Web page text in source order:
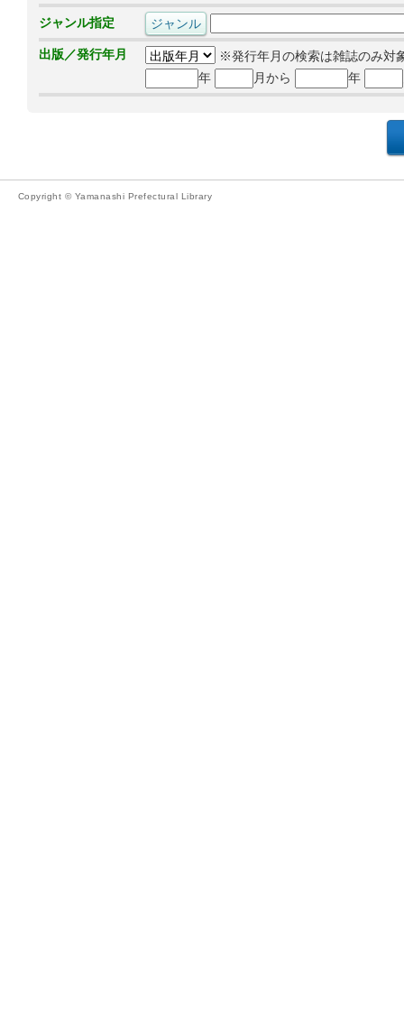
ジャンル指定
出版／発行年月
※発行年月の検索は雑誌のみ対
年
月から 年
Copyright © Yamanashi Prefectural Library